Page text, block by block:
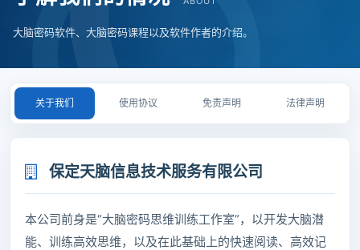
大脑密码软件、大脑密码课程以及软件作者的介绍。
关于我们 使用协议 免责声明 法律声明
保定天脑信息技术服务有限公司
本公司前身是“大脑密码思维训练工作室”，以开发大脑潜
能、训练高效思维，以及在此基础上的快速阅读、高效记